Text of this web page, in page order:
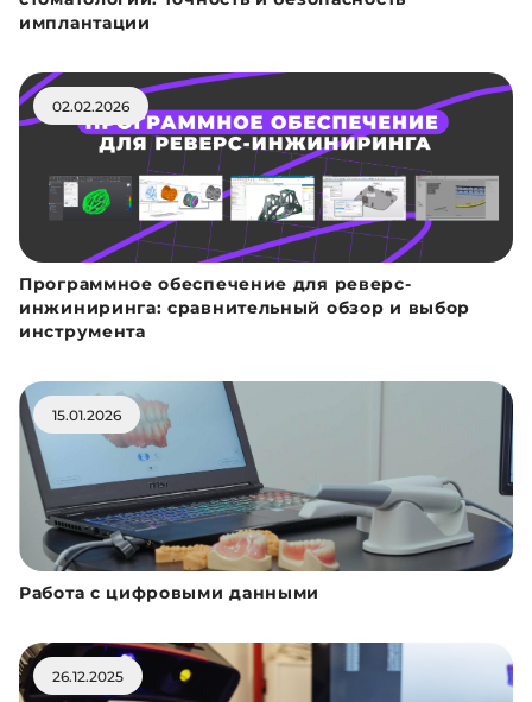
имплантации
02.02.2026
Программное обеспечение для реверс-
инжиниринга: сравнительный обзор и выбор
инструмента
15.01.2026
Работа с цифровыми данными
26.12.2025